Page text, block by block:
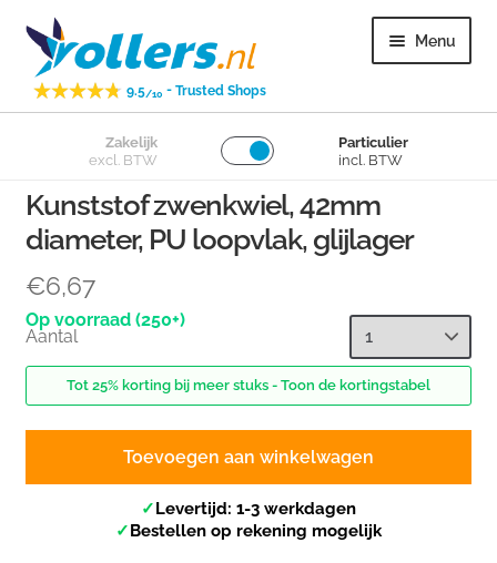
Ga
door
naar
navigatie
Ga
naar
de
inhoud
9.5/10 - Trusted Shops
Menu
Zwenkwielen
Bokwielen
Losse wielen
Overig
Zakelijk
excl. BTW
Particulier
incl. BTW
Kunststof zwenkwiel, 42mm
diameter, PU loopvlak, glijlager
€6,67
(250+)
Aantal
Tot 25% korting bij meer stuks - Toon de kortingstabel
Toevoegen aan winkelwagen
✓Levertijd: 1-3 werkdagen
✓Bestellen op rekening mogelijk